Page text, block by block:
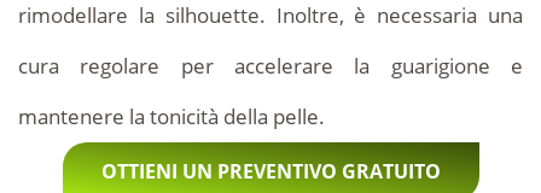
rimodellare la silhouette. Inoltre, è necessaria una
cura regolare per accelerare la guarigione e
mantenere la tonicità della pelle.
OTTIENI UN PREVENTIVO GRATUITO